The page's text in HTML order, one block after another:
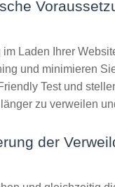
Laden Ihrer
und minimieren
Test und
zu verweilen
der